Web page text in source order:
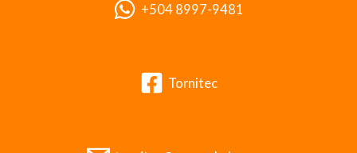
+504 8997-9481
Tornitec